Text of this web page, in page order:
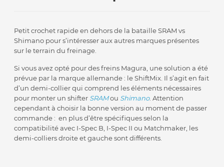
Petit crochet rapide en dehors de la bataille SRAM vs
Shimano pour s’intéresser aux autres marques présentes
sur le terrain du freinage.
Si vous avez opté pour des freins Magura, une solution a été
prévue par la marque allemande : le ShiftMix. Il s’agit en fait
d’un demi-collier qui comprend les éléments nécessaires
pour monter un shifter SRAMou Shimano. Attention
cependant à choisir la bonne version au moment de passer
commande : en plus d’être spécifiques selon la
compatibilité avec I-Spec B, I-Spec II ou Matchmaker, les
demi-colliers droite et gauche sont différents.